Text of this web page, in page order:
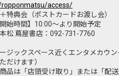
access/
特典会（ポストカードお渡し会）
始時間】10:00～より開始予定
松 蔦屋書店：092-731-7760
ジックスペース近くエンタメカウ
だけます）
品は「店頭受け取り」または「配